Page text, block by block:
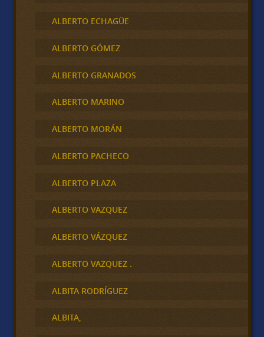
ALBERTO ECHAGÜE
ALBERTO GÓMEZ
ALBERTO GRANADOS
ALBERTO MARINO
ALBERTO MORÁN
ALBERTO PACHECO
ALBERTO PLAZA
ALBERTO VAZQUEZ
ALBERTO VÁZQUEZ
ALBERTO VAZQUEZ .
ALBITA RODRÍGUEZ
ALBITA,